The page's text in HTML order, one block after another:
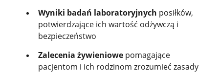
Wyniki badań laboratoryjnych posiłków,
potwierdzające ich wartość odżywczą i
bezpieczeństwo
Zalecenia żywieniowe pomagające
pacjentom i ich rodzinom zrozumieć zasady